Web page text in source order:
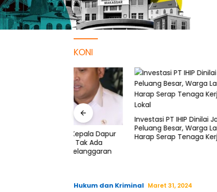
KONI
Investasi PT IHIP Dinilai Jadi
Peluang Besar, Warga Lampia
Harap Serap Tenaga Kerja
Lokal
Audit
414
Hukum dan Kriminal Maret 31, 2024